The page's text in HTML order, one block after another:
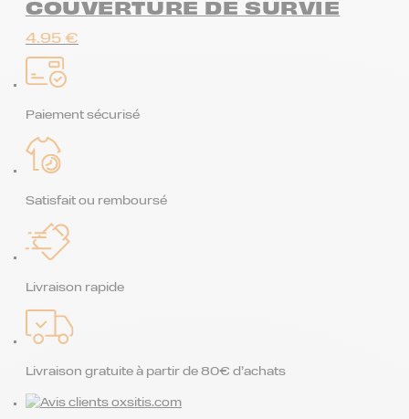
COUVERTURE DE SURVIE
4.95 €
Paiement sécurisé
Satisfait ou remboursé
Livraison rapide
Livraison gratuite à partir de 80€ d’achats